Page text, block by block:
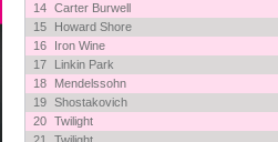
14 Carter Burwell
15
Howard Shore
16
Iron Wine
17
Linkin Park
18
Mendelssohn
19 Shostakovich
20 Twilight